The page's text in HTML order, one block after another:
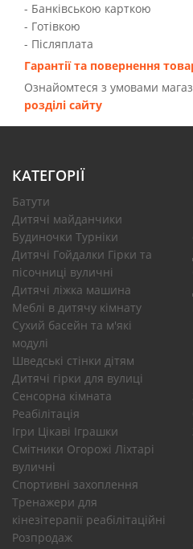
- Банківською карткою
- Готівкою
- Післяплата
Гарантії та повернення
Ознайомтеся з умовами
розділі сайту
КАТЕГОРІЇ
Батути
Дитячі майданчики
Будиночки Турніки
Дитячі Гойдалки Гірки та
пісочниці вуличні
Дитячі ліжка машина
Меблі в дитячу кімнату
Сухий басейн та м'які
модулі
Шведські стінки дітям
Дитячі гірки для вулиці
Сенсорна кімната
Реабілітація
Ігри Цікаві Іграшки
Смітники Огорожі Ліхтарі
вуличні
Спортивні захоплення
Тренажери для
кінезітерапії реабілітаційні
Розпродаж